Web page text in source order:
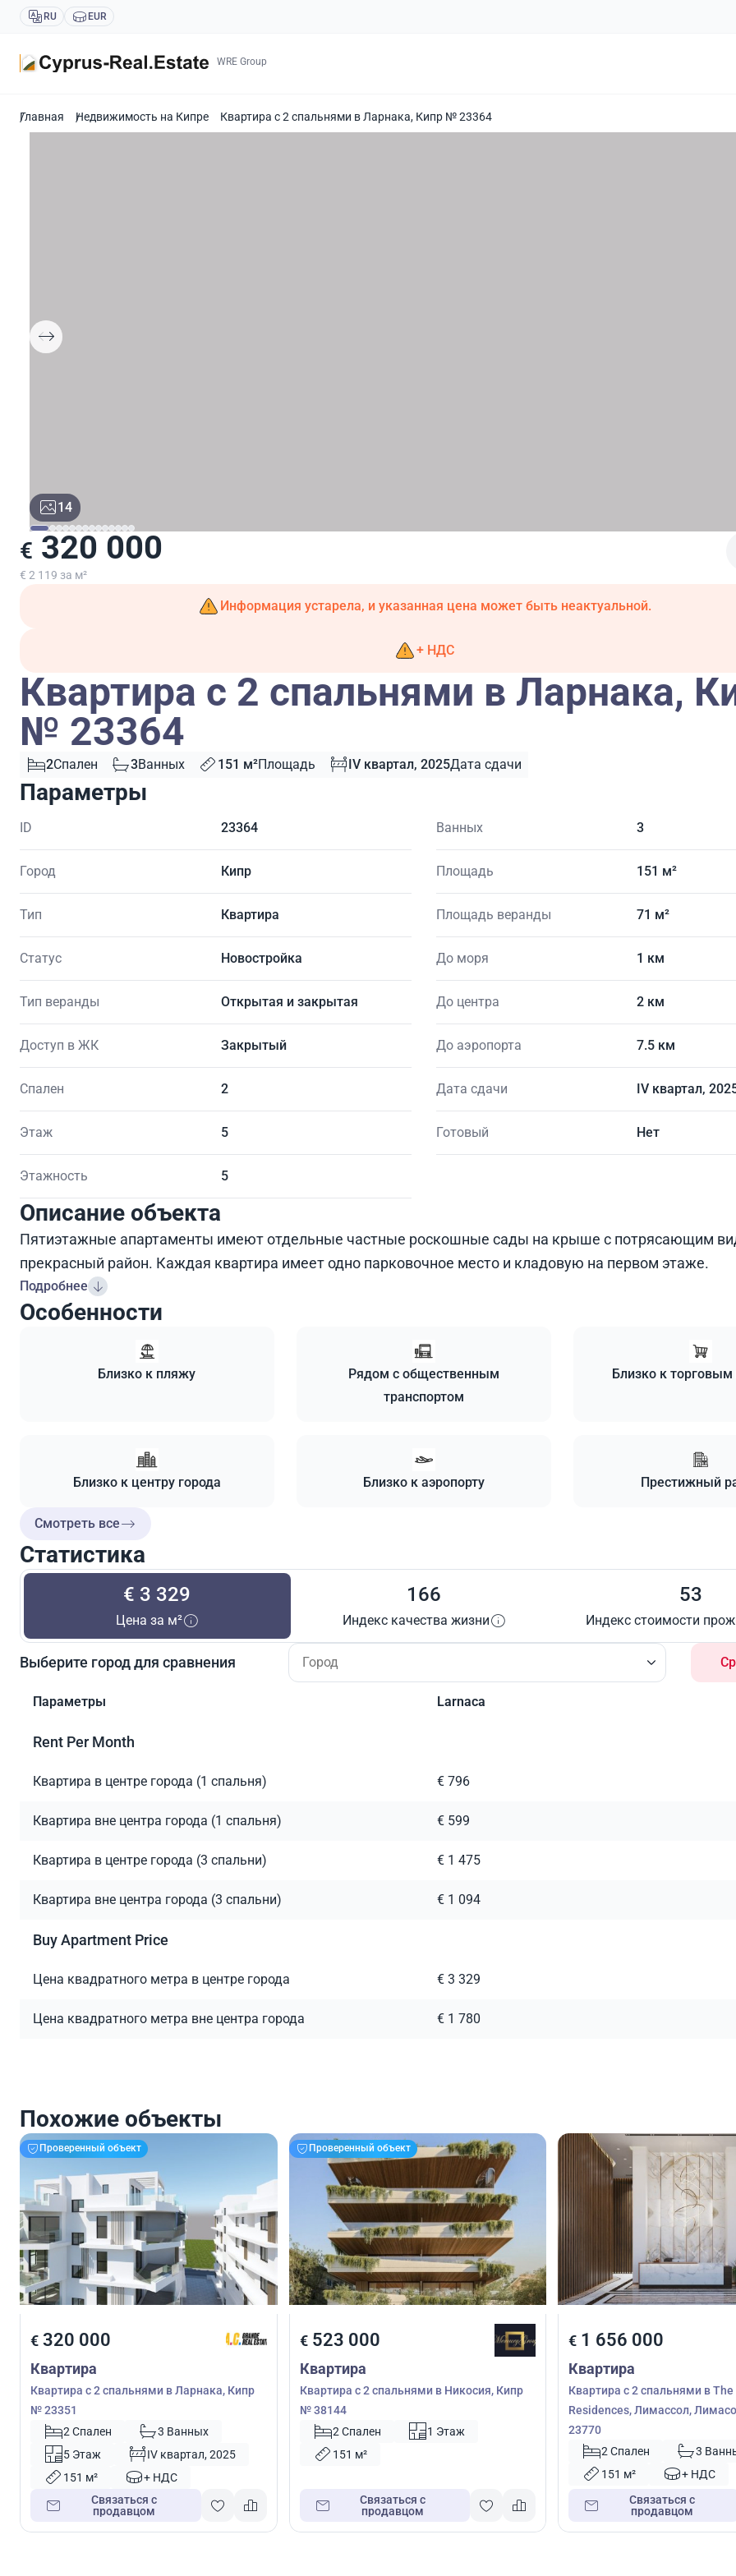
RU EUR
WRE Group
Главная Недвижимость на Кипре Квартира с 2 спальнями в Ларнака, Кипр № 23364
14
€ 320 000
€ 2 119 за м²
Информация устарела, и указанная цена может быть неактуальной.
+ НДС
Квартира с 2 спальнями в Ларнака,
№ 23364
2Спален 3Ванных 151 м²Площадь IV квартал, 2025Дата сдачи
Параметры
ID 23364
Город Кипр
Тип Квартира
Статус Новостройка
Тип веранды Открытая и закрытая
Доступ в ЖК Закрытый
Спален 2
Этаж 5
Этажность 5
Ванных 3
Площадь 151 м²
Площадь веранды 71 м²
До моря 1 км
До центра 2 км
До аэропорта 7.5 км
Дата сдачи IV квартал,
Готовый Нет
Описание объекта
Пятиэтажные апартаменты имеют отдельные частные роскошные сады на крыше с потрясающим
прекрасный район. Каждая квартира имеет одно парковочное место и кладовую на первом этаже.
Подробнее
Особенности
Близко к пляжу
Рядом с общественным
транспортом
Близко к
Близко к центру города Близко к аэропорту Престижный
Смотреть все
Статистика
€ 3 329
Цена за м²
166
Индекс качества жизни
53
Индекс стоимости
Выберите город для сравнения
Параметры Larnaca
Rent Per Month
Квартира в центре города (1 спальня) € 796
Квартира вне центра города (1 спальня) € 599
Квартира в центре города (3 спальни) € 1 475
Квартира вне центра города (3 спальни) € 1 094
Buy Apartment Price
Цена квадратного метра в центре города € 3 329
Цена квадратного метра вне центра города € 1 780
Похожие объекты
Проверенный объект
€ 320 000
Квартира
Квартира с 2 спальнями в Ларнака, Кипр
№ 23351
2 Спален
3 Ванных
5 Этаж
IV квартал, 2025
151 м²
+ НДС
Связаться с
продавцом
Проверенный объект
€523 000
Квартира
Квартира с 2 спальнями в Никосия, Кипр
№ 38144
2 Спален
1 Этаж
151 м²
Связаться с
продавцом
€ 1 656 000
Квартира
Квартира с 2 спальнями в
Residences, Лимассол,
23770
2 Спален
3
151 м²
+ НДС
Связаться с
продавцом